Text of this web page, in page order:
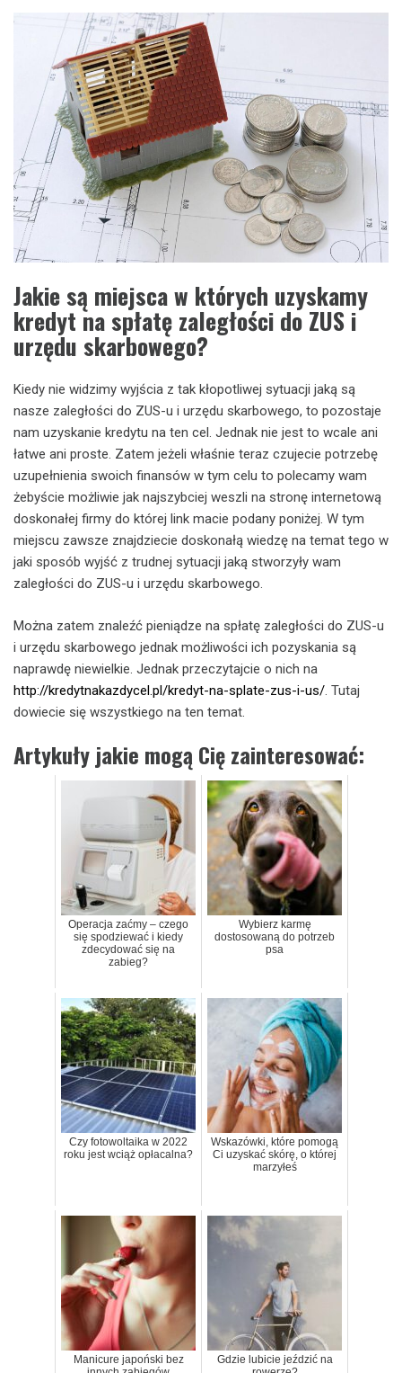
Jakie są miejsca w których uzyskamy
kredyt na spłatę zaległości do ZUS i
urzędu skarbowego?
Kiedy nie widzimy wyjścia z tak kłopotliwej sytuacji jaką są
nasze zaległości do ZUS-u i urzędu skarbowego, to pozostaje
nam uzyskanie kredytu na ten cel. Jednak nie jest to wcale ani
łatwe ani proste. Zatem jeżeli właśnie teraz czujecie potrzebę
uzupełnienia swoich finansów w tym celu to polecamy wam
żebyście możliwie jak najszybciej weszli na stronę internetową
doskonałej firmy do której link macie podany poniżej. W tym
miejscu zawsze znajdziecie doskonałą wiedzę na temat tego w
jaki sposób wyjść z trudnej sytuacji jaką stworzyły wam
zaległości do ZUS-u i urzędu skarbowego.
Można zatem znaleźć pieniądze na spłatę zaległości do ZUS-u
i urzędu skarbowego jednak możliwości ich pozyskania są
naprawdę niewielkie. Jednak przeczytajcie o nich na
http://kredytnakazdycel.pl/kredyt-na-splate-zus-i-us/. Tutaj
dowiecie się wszystkiego na ten temat.
Artykuły jakie mogą Cię zainteresować:
Operacja zaćmy – czego
się spodziewać i kiedy
zdecydować się na
zabieg?
Wybierz karmę
dostosowaną do potrzeb
psa
Czy fotowoltaika w 2022
roku jest wciąż opłacalna?
Wskazówki, które pomogą
Ci uzyskać skórę, o której
marzyłeś
Manicure japoński bez
Gdzie lubicie jeździć na